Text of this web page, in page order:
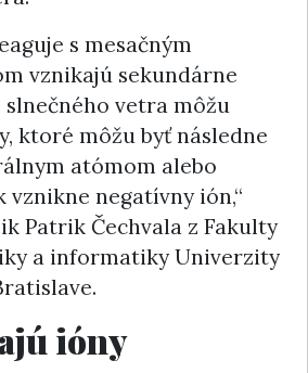
s mesačným
vznikajú sekundárne
slnečného vetra môžu
ktoré môžu byť následne
atómom alebo
negatívny ión,“
Patrik Čechvala z Fakulty
a informatiky Univerzity
ióny